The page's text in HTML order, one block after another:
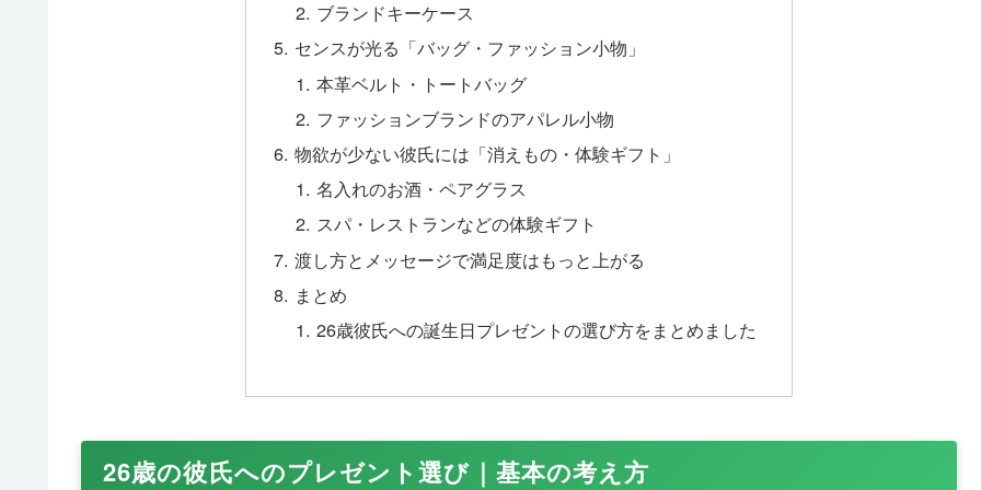
ブランドキーケース
センスが光る「バッグ・ファッション小物」
本革ベルト・トートバッグ
ファッションブランドのアパレル小物
物欲が少ない彼氏には「消えもの・体験ギフト」
名入れのお酒・ペアグラス
スパ・レストランなどの体験ギフト
渡し方とメッセージで満足度はもっと上がる
まとめ
26歳彼氏への誕生日プレゼントの選び方をまとめました
26歳の彼氏へのプレゼント選び｜基本の考え方